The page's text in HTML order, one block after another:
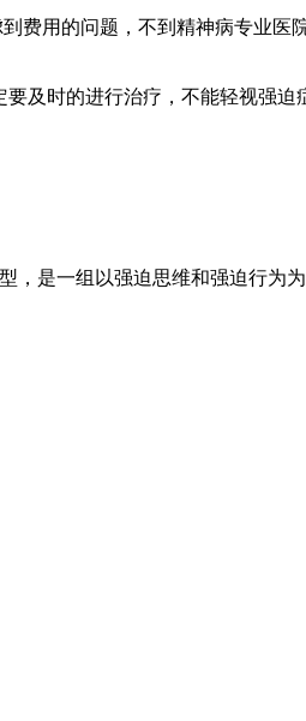
费用的问题，不到精神病专业
及时的进行治疗，不能轻视强迫
，是一组以强迫思维和强迫行为